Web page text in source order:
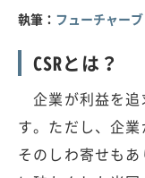
執筆： フューチャー
CSRとは？
企業が利益を追
す。ただし、企業
そのしわ寄せも